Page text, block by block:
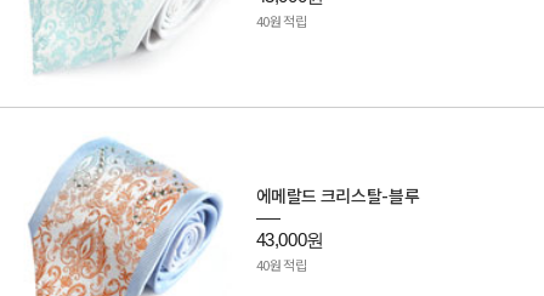
40원 적립
에메랄드 크리스탈-블루
43,000원
40원 적립